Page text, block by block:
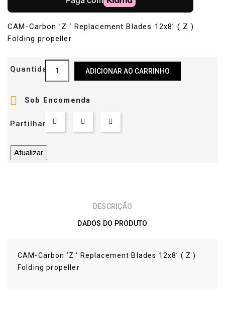
CAM-Carbon ’Z ‘ Replacement Blades 12x8’ ( Z )
Folding propeller
Quantidade ADICIONAR AO CARRINHO
 Sob Encomenda
Partilhar
DESCRIÇÃO
DADOS DO PRODUTO
CAM-Carbon ’Z ‘ Replacement Blades 12x8’ ( Z )
Folding propeller